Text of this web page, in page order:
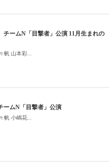
チームN「目撃者」公演 11月生まれの
帆 山本彩...
ームN「目撃者」公演
帆 小嶋花...